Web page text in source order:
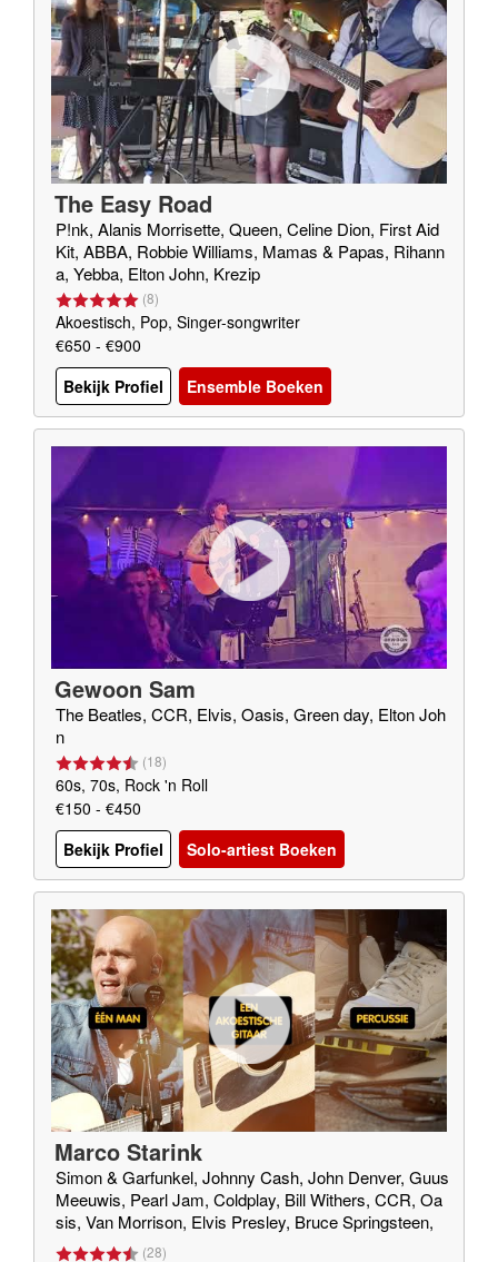
The Easy Road
P!nk, Alanis Morrisette, Queen, Celine Dion, First Aid
Kit, ABBA, Robbie Williams, Mamas & Papas, Rihann
a, Yebba, Elton John, Krezip
(8)
Akoestisch, Pop, Singer-songwriter
€650 - €900
Bekijk Profiel
Ensemble Boeken
Gewoon Sam
The Beatles, CCR, Elvis, Oasis, Green day, Elton Joh
n
(18)
60s, 70s, Rock 'n Roll
€150 - €450
Bekijk Profiel
Solo-artiest Boeken
Marco Starink
Simon & Garfunkel, Johnny Cash, John Denver, Guus
Meeuwis, Pearl Jam, Coldplay, Bill Withers, CCR, Oa
sis, Van Morrison, Elvis Presley, Bruce Springsteen,
Green Day (28)